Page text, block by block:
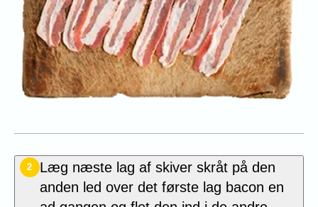
2
Læg næste lag af skiver skråt på den
anden led over det første lag bacon en